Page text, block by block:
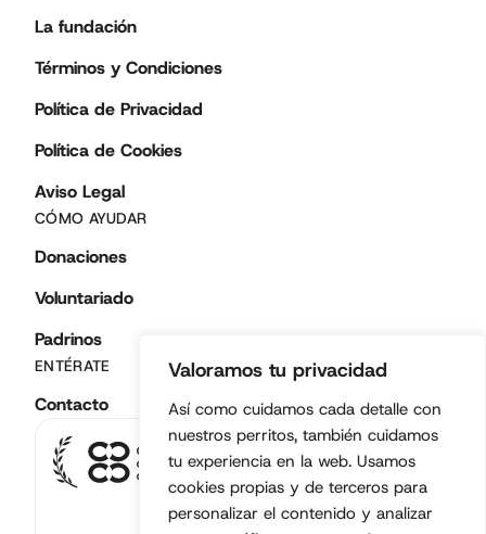
Valoramos tu privacidad
Así como cuidamos cada detalle con
nuestros perritos, también cuidamos
tu experiencia en la web. Usamos
cookies propias y de terceros para
personalizar el contenido y analizar
La fundación
Términos y Condiciones
Política de Privacidad
Política de Cookies
Aviso Legal
CÓMO AYUDAR
Donaciones
Voluntariado
Padrinos
ENTÉRATE
Contacto
Fundación
legalmente
constituida. Entidad
sin ánimo de lucro